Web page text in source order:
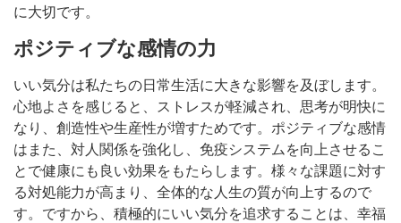
に大切です。
ポジティブな感情の力
いい気分は私たちの日常生活に大きな影響を及ぼします。
心地よさを感じると、ストレスが軽減され、思考が明快に
なり、創造性や生産性が増すためです。ポジティブな感情
はまた、対人関係を強化し、免疫システムを向上させるこ
とで健康にも良い効果をもたらします。様々な課題に対す
る対処能力が高まり、全体的な人生の質が向上するので
す。ですから、積極的にいい気分を追求することは、幸福